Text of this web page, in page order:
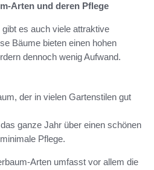
Arten und deren Pflege
es auch viele attraktive
Bäume bieten einen hohen
dennoch wenig Aufwand.
der in vielen Gartenstilen gut
ganze Jahr über einen schönen
Pflege.
Arten umfasst vor allem die